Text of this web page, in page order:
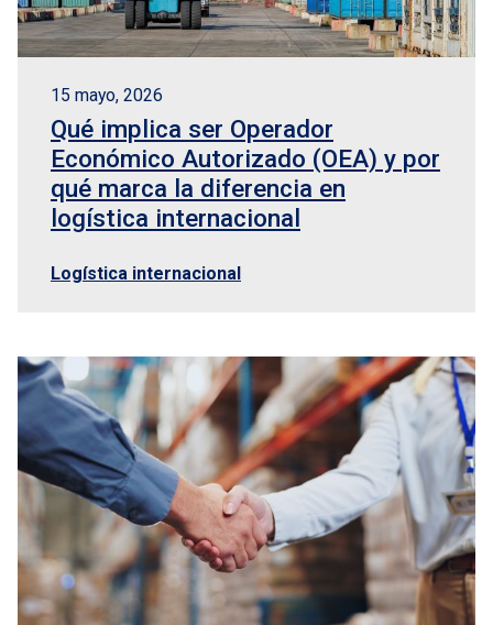
15 mayo, 2026
Qué implica ser Operador
Económico Autorizado (OEA) y por
qué marca la diferencia en
logística internacional
Logística internacional